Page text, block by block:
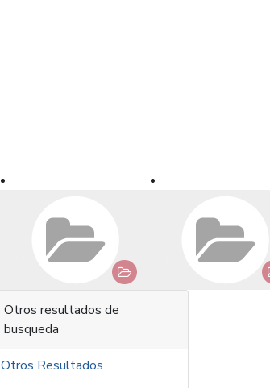
Otros resultados de
busqueda
Otros Resultados